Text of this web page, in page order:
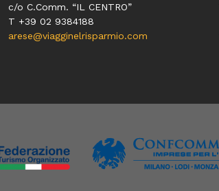
c/o C.Comm. “IL CENTRO”
T +39 02 9384188
arese@viagginelrisparmio.com